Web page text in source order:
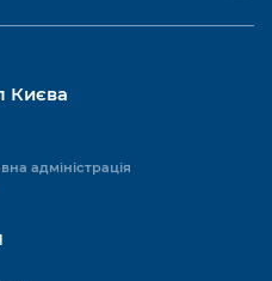
Києва
адміністрація